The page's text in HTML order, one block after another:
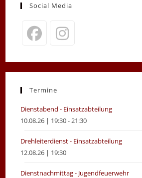
Social Media
in
new
in
new
Termine
Dienstabend - Einsatzabteilung
10.08.26 | 19:30 - 21:30
Drehleiterdienst - Einsatzabteilung
12.08.26 | 19:30
Dienstnachmittag - Jugendfeuerwehr